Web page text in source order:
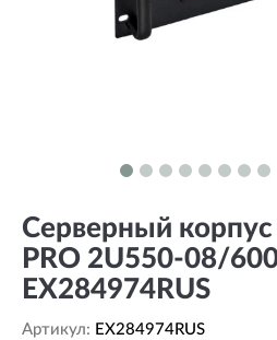
Серверный корпус
PRO 2U550-08/
EX284974RUS
Артикул: EX284974RUS